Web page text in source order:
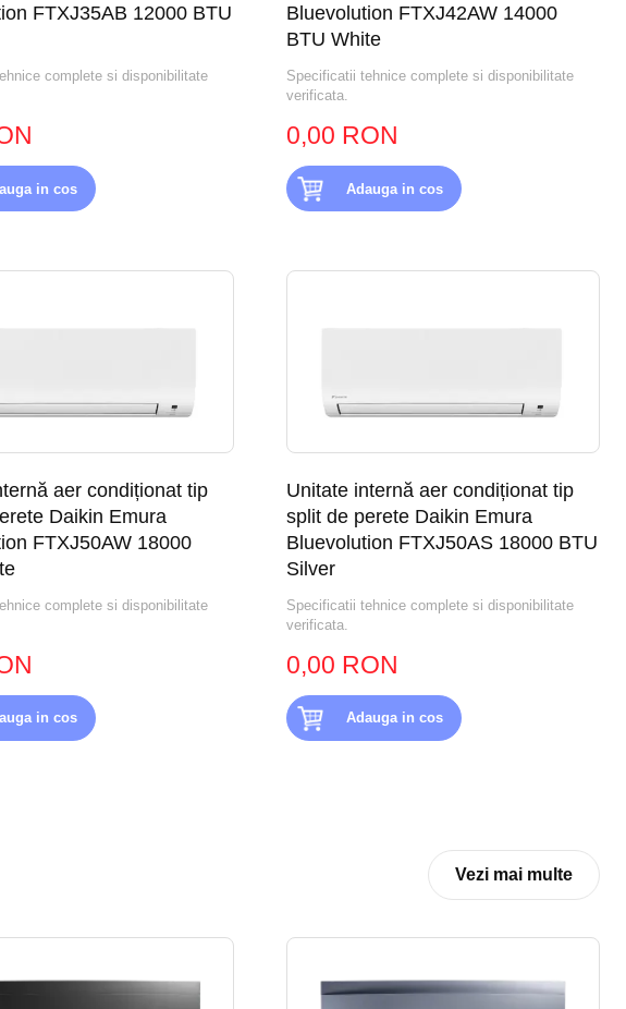
FTXJ35AB 12000 BTU
complete si disponibilitate
in cos
Bluevolution FTXJ42AW 14000
BTU White
Specificatii tehnice complete si disponibilitate
verificata.
0,00 RON
Adauga in cos
aer condiționat tip
Daikin Emura
FTXJ50AW 18000
complete si disponibilitate
in cos
Unitate internă aer condiționat tip
split de perete Daikin Emura
Bluevolution FTXJ50AS 18000 BTU
Silver
Specificatii tehnice complete si disponibilitate
verificata.
0,00 RON
Adauga in cos
Vezi mai multe